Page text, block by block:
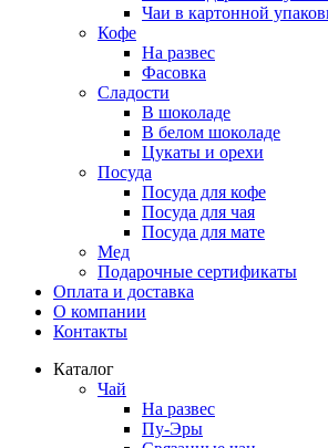
Чаи в картонной
Кофе
На развес
Фасовка
Сладости
В шоколаде
В белом шоколаде
Цукаты и орехи
Посуда
Посуда для кофе
Посуда для чая
Посуда для мате
Мед
Подарочные сертификаты
Оплата и доставка
О компании
Контакты
Каталог
Чай
На развес
Пу-Эры